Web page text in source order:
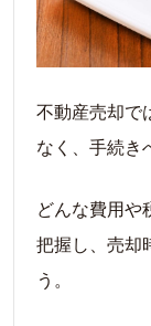
不動産売却で
なく、手続き
どんな費用や
把握し、売却
う。